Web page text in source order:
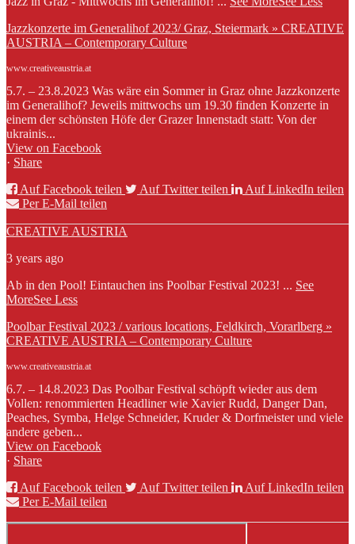
Jazzkonzerte im Generalihof 2023/ Graz, Steiermark » CREATIVE
AUSTRIA – Contemporary Culture
www.creativeaustria.at
5.7. – 23.8.2023 Was wäre ein Sommer in Graz ohne Jazzkonzerte
im Generalihof? Jeweils mittwochs um 19.30 finden Konzerte in
einem der schönsten Höfe der Grazer Innenstadt statt: Von der
ukrainis...
View on Facebook
· Share
Auf Facebook teilen
Auf Twitter teilen
Auf LinkedIn teilen
Per E-Mail teilen
CREATIVE AUSTRIA
3 years ago
Ab in den Pool! Eintauchen ins Poolbar Festival 2023! ... See
MoreSee Less
Poolbar Festival 2023 / various locations, Feldkirch, Vorarlberg »
CREATIVE AUSTRIA – Contemporary Culture
www.creativeaustria.at
6.7. – 14.8.2023 Das Poolbar Festival schöpft wieder aus dem
Vollen: renommierten Headliner wie Xavier Rudd, Danger Dan,
Peaches, Symba, Helge Schneider, Kruder & Dorfmeister und viele
andere geben...
View on Facebook
· Share
Auf Facebook teilen
Auf Twitter teilen
Auf LinkedIn teilen
Per E-Mail teilen